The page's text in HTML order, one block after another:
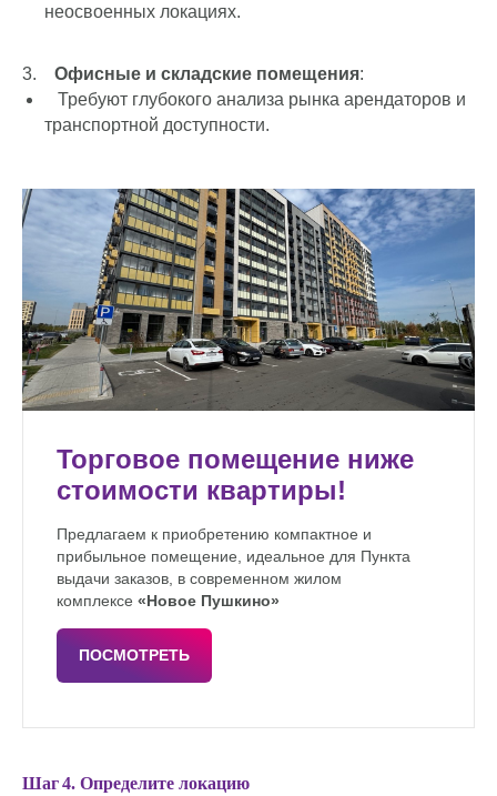
неосвоенных локациях.
3. Офисные и складские помещения:
Требуют глубокого анализа рынка арендаторов и
транспортной доступности.
Торговое помещение ниже
стоимости квартиры!
Предлагаем к приобретению компактное и
прибыльное помещение, идеальное для Пункта
выдачи заказов, в современном жилом
комплексе «Новое Пушкино»
ПОСМОТРЕТЬ
Шаг 4. Определите локацию